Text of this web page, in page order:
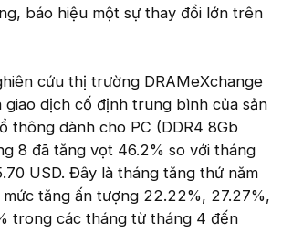
báo hiệu một sự thay đổi lớn trên
cứu thị trường DRAMeXchange
giao dịch cố định trung bình của sản
thông dành cho PC (DDR4 8Gb
8 đã tăng vọt 46.2% so với tháng
USD. Đây là tháng tăng thứ năm
mức tăng ấn tượng 22.22%, 27.27%,
trong các tháng từ tháng 4 đến